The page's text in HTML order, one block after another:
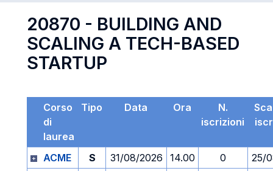
20870 - BUILDING AND
SCALING A TECH-BASED
STARTUP
Corso
di
laurea
Tipo Data Ora
N.
iscrizioni
ACME S 31/08/2026 14.00 0
25/